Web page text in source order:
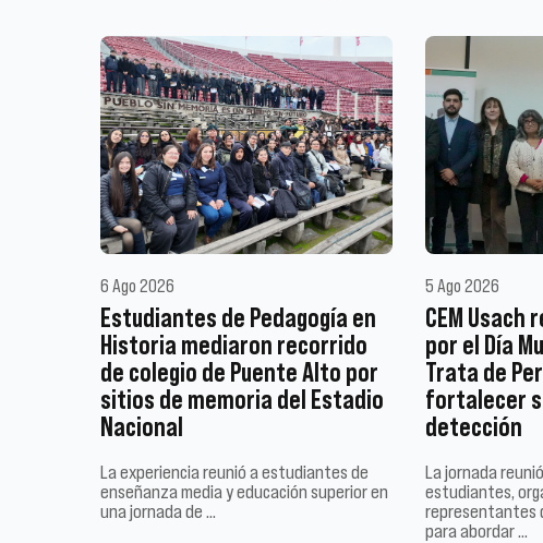
6 Ago 2026
Estudiantes de Pedagogía en
Historia mediaron recorrido
de colegio de Puente Alto por
sitios de memoria del Estadio
Nacional
La experiencia reunió a estudiantes de
enseñanza media y educación superior en
una jornada de …
5 Ago 2026
CEM Usach
por el Día
Trata de
fortalecer
detección
La jornada
estudiantes,
representantes
para abordar …